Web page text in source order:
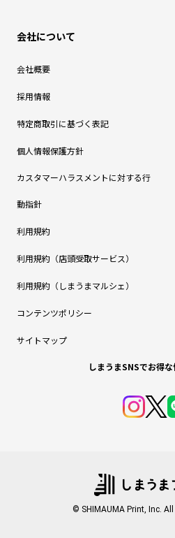
会社について
会社概要
採用情報
特定商取引に基づく表記
個人情報保護方針
カスタマーハラスメントに対する行
動指針
利用規約
利用規約（店頭受取サービス）
利用規約（しまうまマルシェ）
コンテンツポリシー
サイトマップ
しまうまSNSでお得な
© SHIMAUMA Print, Inc.